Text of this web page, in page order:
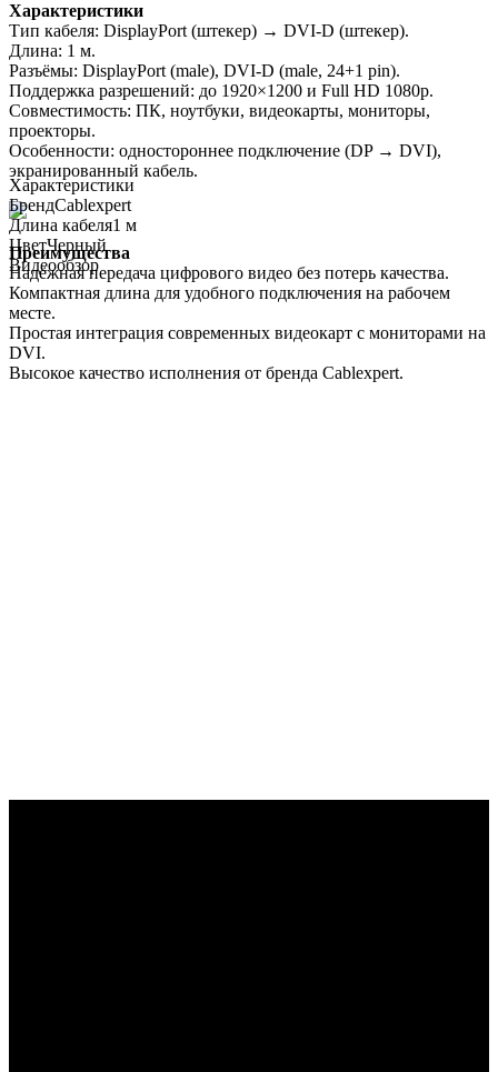
Характеристики
Тип кабеля: DisplayPort (штекер) → DVI-D (штекер).
Длина: 1 м.
Разъёмы: DisplayPort (male), DVI-D (male, 24+1 pin).
Поддержка разрешений: до 1920×1200 и Full HD 1080p.
Совместимость: ПК, ноутбуки, видеокарты, мониторы,
проекторы.
Особенности: одностороннее подключение (DP → DVI),
экранированный кабель.
Преимущества
Надёжная передача цифрового видео без потерь качества.
Компактная длина для удобного подключения на рабочем
месте.
Простая интеграция современных видеокарт с мониторами на
DVI.
Высокое качество исполнения от бренда Cablexpert.
Характеристики
БрендCablexpert
Длина кабеля1 м
ЦветЧерный
Видеообзор